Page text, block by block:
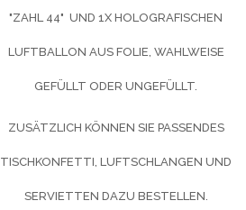
"ZAHL 44" UND 1X HOLOGRAFISCHEN
LUFTBALLON AUS FOLIE, WAHLWEISE
GEFÜLLT ODER UNGEFÜLLT.
ZUSÄTZLICH KÖNNEN SIE PASSENDES
TISCHKONFETTI, LUFTSCHLANGEN UND
SERVIETTEN DAZU BESTELLEN.